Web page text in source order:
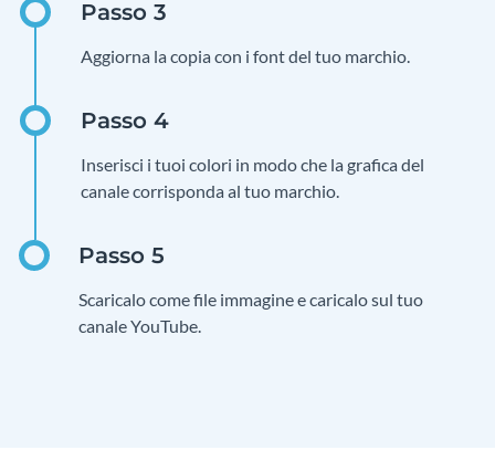
Aggiorna la copia con i font del tuo marchio.
Inserisci i tuoi colori in modo che la grafica del
canale corrisponda al tuo marchio.
Scaricalo come file immagine e caricalo sul tuo
canale YouTube.